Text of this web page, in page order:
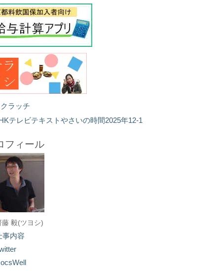
フィール
藤 毅(ツヨシ)
事内容